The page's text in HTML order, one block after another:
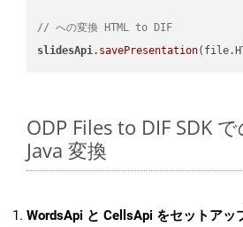
// への変換 HTML to DIF
slidesApi.savePresentation
ODP Files to DIF SDK
Java 変換
WordsApi と CellsApi をセットアッ